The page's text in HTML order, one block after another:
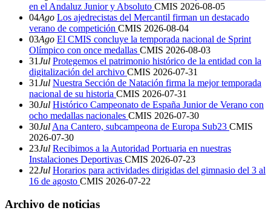
en el Andaluz Junior y Absoluto CMIS 2026-08-05
04Ago Los ajedrecistas del Mercantil firman un destacado
verano de competición CMIS 2026-08-04
03Ago El CMIS concluye la temporada nacional de Sprint
Olímpico con once medallas CMIS 2026-08-03
31Jul Protegemos el patrimonio histórico de la entidad con la
digitalización del archivo CMIS 2026-07-31
31Jul Nuestra Sección de Natación firma la mejor temporada
nacional de su historia CMIS 2026-07-31
30Jul Histórico Campeonato de España Junior de Verano con
ocho medallas nacionales CMIS 2026-07-30
30Jul Ana Cantero, subcampeona de Europa Sub23 CMIS
2026-07-30
23Jul Recibimos a la Autoridad Portuaria en nuestras
Instalaciones Deportivas CMIS 2026-07-23
22Jul Horarios para actividades dirigidas del gimnasio del 3 al
16 de agosto CMIS 2026-07-22
Archivo de noticias